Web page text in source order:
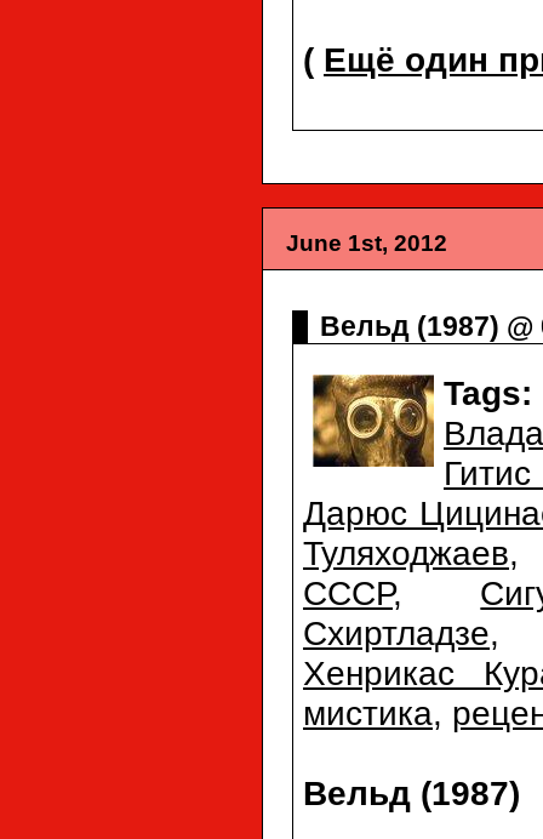
( Ещё один
June 1st, 2012
Вельд (1987) @
Tags:
Дарюс
Туляходжаев
СССР,
Схиртладзе
Хенрикас
мистика,
Вельд (1987)